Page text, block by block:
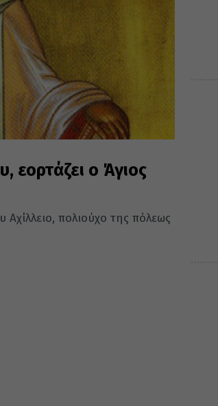
ο Άγιος
πολιούχο της πόλεως